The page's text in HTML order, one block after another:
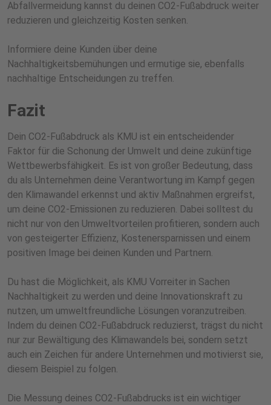
Abfallvermeidung kannst du deinen CO2-Fußabdruck weiter
reduzieren und gleichzeitig Kosten senken.
Informiere deine Kunden über deine
Nachhaltigkeitsbemühungen und ermutige sie, ebenfalls
nachhaltige Entscheidungen zu treffen.
Fazit
Dein CO2-Fußabdruck als KMU ist ein entscheidender
Faktor für die Schonung der Umwelt und deine zukünftige
Wettbewerbsfähigkeit. Es ist von großer Bedeutung, dass
du als Unternehmen deine Verantwortung im Kampf gegen
den Klimawandel erkennst und aktiv Maßnahmen ergreifst,
um deine CO2-Emissionen zu reduzieren. Dabei solltest du
nicht nur von den Umweltvorteilen profitieren, sondern auch
von gesteigerter Effizienz, Kostenersparnissen und einem
positiven Image bei deinen Kunden und Partnern.
Du hast die Möglichkeit, als KMU Vorreiter in Sachen
Nachhaltigkeit zu werden und deine Innovationskraft zu
nutzen, um umweltfreundliche Lösungen voranzutreiben.
Indem du deinen CO2-Fußabdruck reduzierst, trägst du nicht
nur zur Bewältigung des Klimawandels bei, sondern setzt
auch ein Zeichen für andere Unternehmen und motivierst sie,
diesem Beispiel zu folgen.
Die Messung deines CO2-Fußabdrucks ist ein wichtiger